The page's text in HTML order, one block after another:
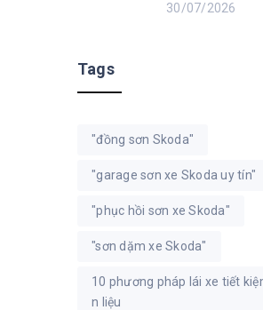
30/07/2026
Tags
"đồng sơn Skoda"
"garage sơn xe Skoda uy tín"
"phục hồi sơn xe Skoda"
"sơn dặm xe Skoda"
10 phương pháp lái xe tiết
n liệu